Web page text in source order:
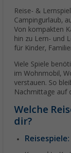
Reise- &
Campingurlaub,
Von kompakten
hin zu Lern- und
für Kinder,
Viele Spiele
im Wohnmobil,
verstauen. So
Nachmittage auf
Welche
dir?
Reisespiele: